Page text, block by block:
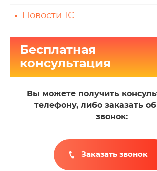
Новости 1С
Бесплатная
консультация
Вы можете получить
телефону, либо заказать
звонок:
Заказать звонок